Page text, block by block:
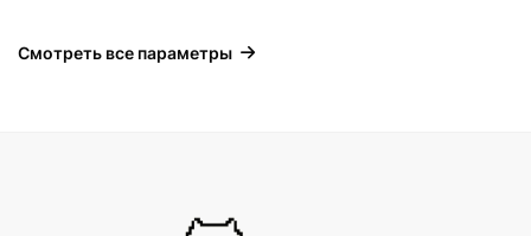
Смотреть все параметры